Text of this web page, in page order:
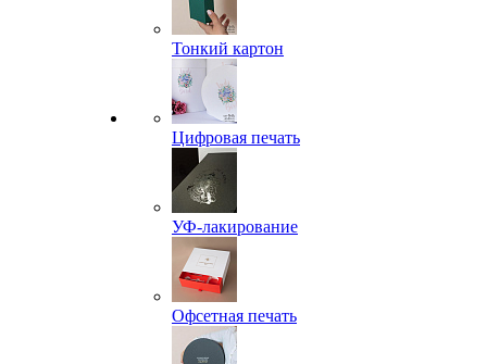
Тонкий картон
Цифровая печать
УФ-лакирование
Офсетная печать